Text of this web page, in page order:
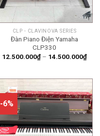
CLP - CLAVINOVA SERIES
Đàn Piano Điện Yamaha
CLP330
12.500.000₫ – 14.500.000₫
đến
-6%